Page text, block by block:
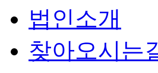
법인소개
찾아오시는